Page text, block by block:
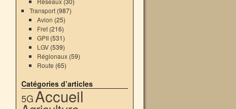
Transport(987)
Avion (25)
Fret (216)
GPII (531)
LGV (539)
Régionaux (59)
Route (65)
Catégories d’articles
5GAccueil